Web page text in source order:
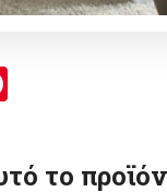
το προϊόν